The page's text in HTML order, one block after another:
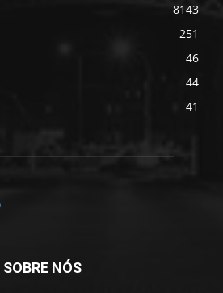
8143
251
46
44
41
SOBRE NÓS